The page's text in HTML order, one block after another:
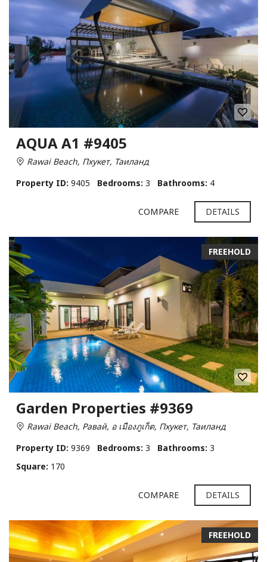
AQUA A1 #9405
Rawai Beach, Пхукет, Таиланд
Property ID: 9405 Bedrooms: 3 Bathrooms: 4
COMPARE DETAILS
FREEHOLD
Garden Properties #9369
Rawai Beach, Равай, อ เมืองภูเก็ต, Пхукет, Таиланд
Property ID: 9369 Bedrooms: 3 Bathrooms: 3
Square: 170
COMPARE DETAILS
FREEHOLD